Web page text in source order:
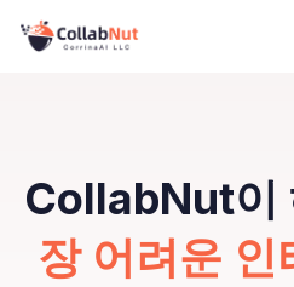
CollabNut이
장 어려운 인